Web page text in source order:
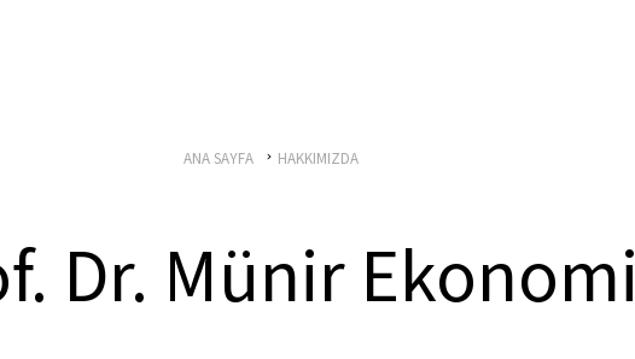
ANA SAYFA HAKKIMIZDA
Dr. Münir Ekonomi